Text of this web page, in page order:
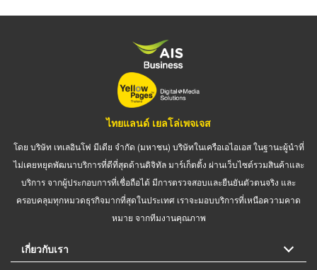
ไทยแลนด์ เยลโล่เพจเจส
โดย บริษัท เทเลอินโฟ มีเดีย จำกัด (มหาชน) บริษัทในเครือเอไอเอส ในฐานะผู้นำที่
ไม่เคยหยุดพัฒนาบริการที่ดีที่สุดด้านดิจิทัล มาร์เก็ตติ้ง ผ่านเว็บไซต์รวมสินค้าและ
บริการ จากผู้ประกอบการที่เชื่อถือได้ มีการตรวจสอบและยืนยันตัวตนจริง และ
ครอบคลุมทุกหมวดธุรกิจมากที่สุดในประเทศ เราจะมอบบริการที่เหนือความคาด
หมาย จากทีมงานคุณภาพ
เกี่ยวกับเรา